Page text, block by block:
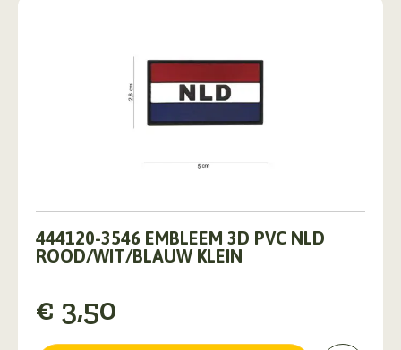
444120-3546 EMBLEEM 3D PVC NLD
ROOD/WIT/BLAUW KLEIN
€ 3,50